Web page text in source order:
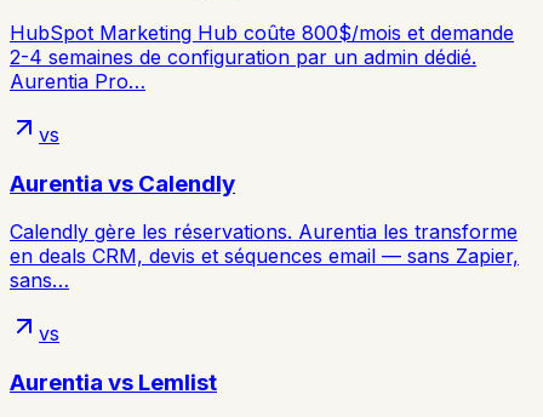
HubSpot Marketing Hub coûte 800$/mois et demande
2-4 semaines de configuration par un admin dédié.
Aurentia Pro…
vs
Aurentia vs Calendly
Calendly gère les réservations. Aurentia les transforme
en deals CRM, devis et séquences email — sans Zapier,
sans…
vs
Aurentia vs Lemlist